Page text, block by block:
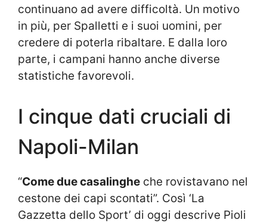
continuano ad avere difficoltà. Un motivo
in più, per Spalletti e i suoi uomini, per
credere di poterla ribaltare. E dalla loro
parte, i campani hanno anche diverse
statistiche favorevoli.
I cinque dati cruciali di
Napoli-Milan
“Come due casalinghe che rovistavano nel
cestone dei capi scontati”. Così ‘La
Gazzetta dello Sport’ di oggi descrive Pioli